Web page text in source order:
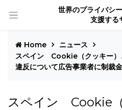
世界のプライバシ
支援する
Home
ニュース
スペイン Cookie（クッキー）
違反について広告事業者に制裁金
スペイン Cookie